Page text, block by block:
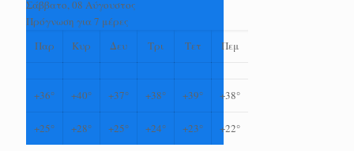
Σάββατο, 08 Αύγουστος
Πρόγνωση για 7 μέρες
Παρ
Κυρ Δευ Τρι Τετ Πεμ
+36° +40° +37° +38° +39° +38°
+25° +28° +25° +24° +23° +22°